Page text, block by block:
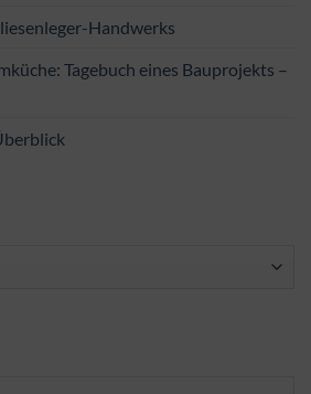
Handwerks
Tagebuch eines Bauprojekts –